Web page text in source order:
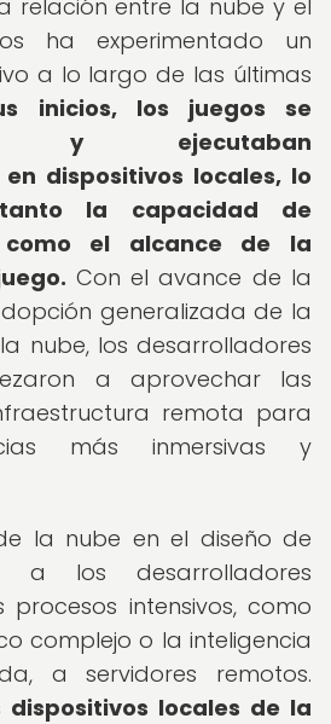
relación entre la nube y el
ha experimentado un
a lo largo de las últimas
inicios, los juegos se
y ejecutaban
dispositivos locales, lo
la capacidad de
como el alcance de la
Con el avance de la
generalizada de la
nube, los desarrolladores
a aprovechar las
remota para
más inmersivas y
la nube en el diseño de
a los desarrolladores
intensivos, como
complejo o la inteligencia
a servidores remotos.
dispositivos locales de la